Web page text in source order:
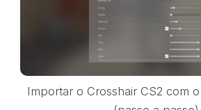
Importar o Crosshair CS2 com